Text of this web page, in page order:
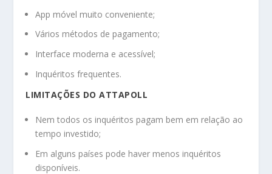
App móvel muito conveniente;
Vários métodos de pagamento;
Interface moderna e acessível;
Inquéritos frequentes.
LIMITAÇÕES DO ATTAPOLL
Nem todos os inquéritos pagam bem em relação ao
tempo investido;
Em alguns países pode haver menos inquéritos
disponíveis.